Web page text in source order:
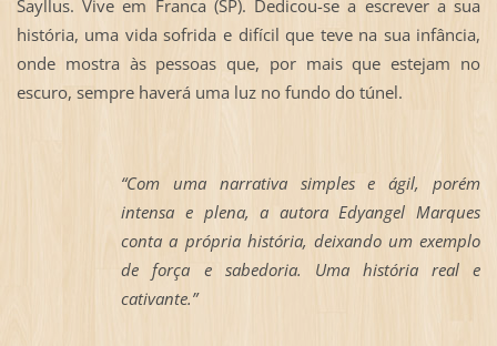
Sayllus. Vive em Franca (SP). Dedicou-se a escrever a sua
história, uma vida sofrida e difícil que teve na sua infância,
onde mostra às pessoas que, por mais que estejam no
escuro, sempre haverá uma luz no fundo do túnel.
“Com uma narrativa simples e ágil, porém
intensa e plena, a autora Edyangel Marques
conta a própria história, deixando um exemplo
de força e sabedoria. Uma história real e
cativante.”